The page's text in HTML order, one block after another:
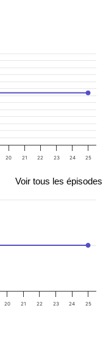
20 21 22 23 24 25
Voir tous les épisodes
20 21 22 23 24 25